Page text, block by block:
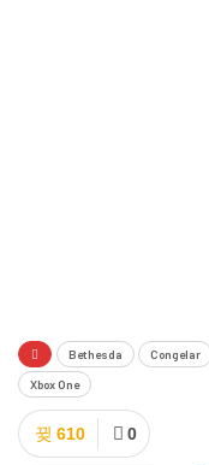
Bethesda Congelar
Xbox One
0
610